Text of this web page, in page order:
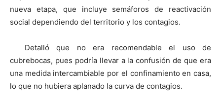
nueva etapa, que incluye semáforos de reactivación
social dependiendo del territorio y los contagios.
Detalló que no era recomendable el uso de
cubrebocas, pues podría llevar a la confusión de que era
una medida intercambiable por el confinamiento en casa,
lo que no hubiera aplanado la curva de contagios.